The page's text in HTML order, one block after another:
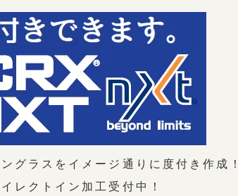
グラスをイメージ通りに度付き作成！
レクトイン加工受付中！